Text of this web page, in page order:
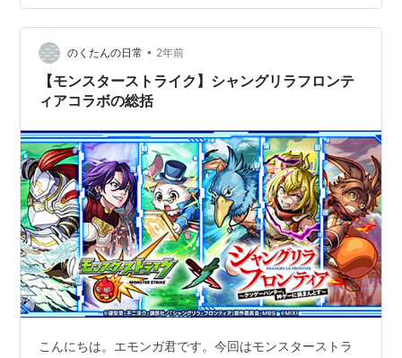
ラ、ボイス、アイテムなどがもらえました。 コラボミッ
ションクリア状況２ 追加の超究極で「逆襲のシャア ベル
トーチカ・チルドレン」が降臨しました。ソロで出撃を
しました。フォトンというギミックに初…
のくたんの日常 • 2年前
【モンスターストライク】シャングリラフロンテ
ィアコラボの総括
こんにちは。エモンガ君です。今回はモンスターストラ